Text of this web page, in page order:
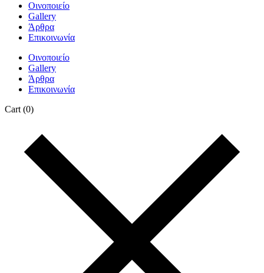
Οινοποιείο
Gallery
Άρθρα
Επικοινωνία
Οινοποιείο
Gallery
Άρθρα
Επικοινωνία
Cart (0)